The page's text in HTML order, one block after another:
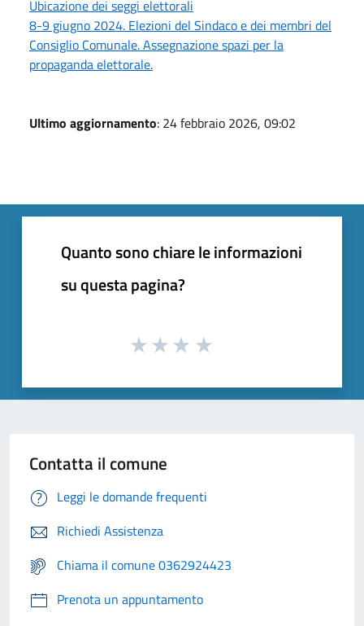
Ubicazione dei seggi elettorali
8-9 giugno 2024. Elezioni del Sindaco e dei membri del
Consiglio Comunale. Assegnazione spazi per la
propaganda elettorale.
Ultimo aggiornamento: 24 febbraio 2026, 09:02
Quanto sono chiare le informazioni
su questa pagina?
Contatta il comune
Leggi le domande frequenti
Richiedi Assistenza
Chiama il comune 0362924423
Prenota un appuntamento